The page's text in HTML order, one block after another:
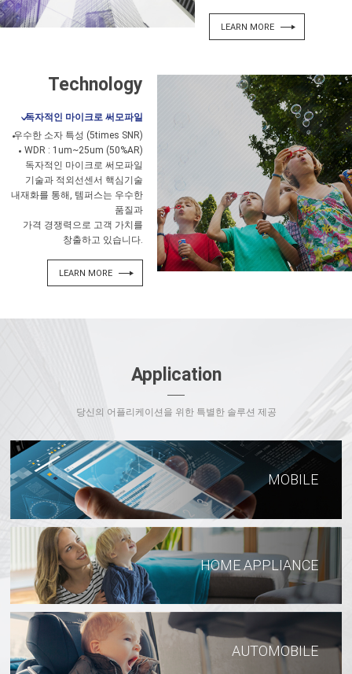
LEARN MORE
Technology
독자적인 마이크로 써모파일
우수한 소자 특성 (5times SNR)
WDR : 1um~25um (50%AR)
독자적인 마이크로 써모파일
기술과 적외선센서 핵심기술
내재화를 통해, 템퍼스는 우수한
품질과
가격 경쟁력으로 고객 가치를
창출하고 있습니다.
LEARN MORE
Application
당신의 어플리케이션을 위한 특별한 솔루션 제공
MOBILE
HOME APPLIANCE
AUTOMOBILE